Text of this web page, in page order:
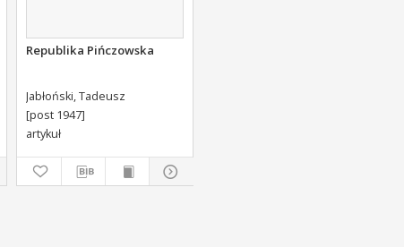
Republika Pińczowska
Jabłoński, Tadeusz
[post 1947]
artykuł